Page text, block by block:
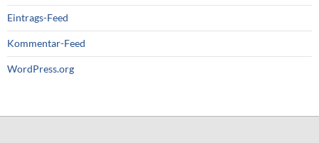
Eintrags-Feed
Kommentar-Feed
WordPress.org